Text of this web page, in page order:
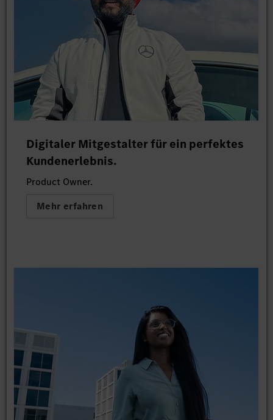
Digitaler Mitgestalter für ein perfektes
Kundenerlebnis.
Product Owner.
Mehr erfahren